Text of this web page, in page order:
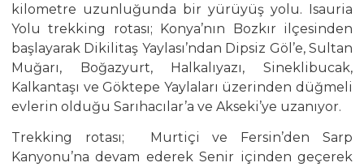
kilometre uzunluğunda bir yürüyüş yolu. Isauria
Yolu trekking rotası; Konya’nın Bozkır ilçesinden
başlayarak Dikilitaş Yaylası’ndan Dipsiz Göl’e, Sultan
Muğarı, Boğazyurt, Halkalıyazı, Sineklibucak,
Kalkantaşı ve Göktepe Yaylaları üzerinden düğmeli
evlerin olduğu Sarıhacılar’a ve Akseki’ye uzanıyor.
Trekking rotası; Murtiçi ve Fersin’den Sarp
Kanyonu’na devam ederek Senir içinden geçerek